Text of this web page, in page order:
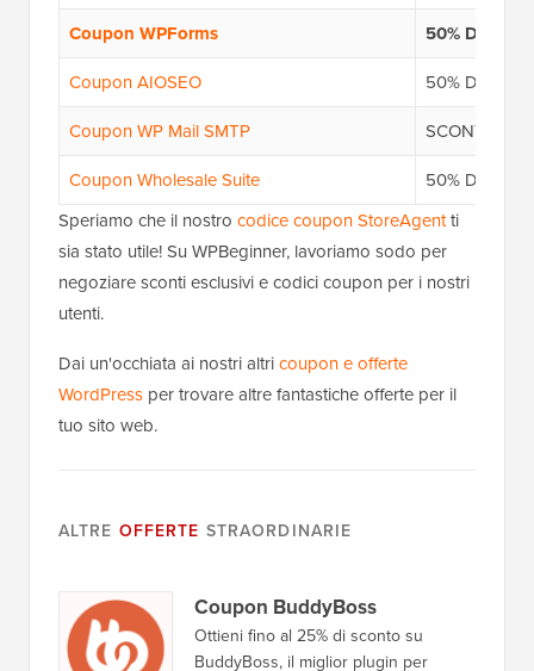
Coupon WPForms
50% DI
Coupon AIOSEO
50% DI
Coupon WP Mail SMTP
SCONTO
Coupon Wholesale Suite
50% DI
Speriamo che il nostro codice coupon StoreAgentti
sia stato utile! Su WPBeginner, lavoriamo sodo per
negoziare sconti esclusivi e codici coupon per i nostri
utenti.
Dai un'occhiata ai nostri altricoupon e offerte
WordPress per trovare altre fantastiche offerte per il
tuo sito web.
ALTRE OFFERTE STRAORDINARIE
Coupon BuddyBoss
Ottieni fino al 25% di sconto su
BuddyBoss, il miglior plugin per